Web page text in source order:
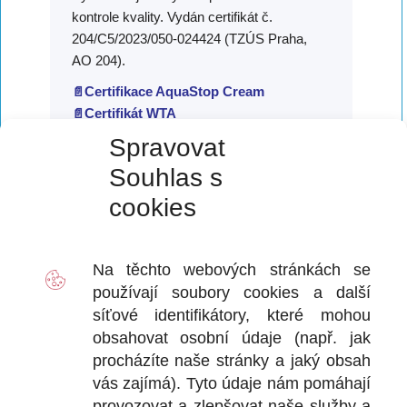
Spravovat
Souhlas s
cookies
Na těchto webových stránkách se
používají souborycookies a další
síťové identifikátory, které mohou
obsahovat osobní údaje (např. jak
procházíte naše stránky a jaký obsah
vás zajímá). Tyto údaje nám pomáhají
kontrole kvality. Vydán certifikát č.
204/C5/2023/050-024424 (TZÚS Praha,
AO 204).
📄 Certifikace AquaStop Cream
📄 Certifikát WTA
✅ Z technického listu🔗
zkušenosti podložené výsledky
laboratorních zkoušek, praktických testů a
certifikací státní zkušebny TZÚS a nejvyšší
německé zkušební autority WTA.
Vzhledem k tomu, že je výrobek aplikován
mimo dosah naší kontroly, ručíme